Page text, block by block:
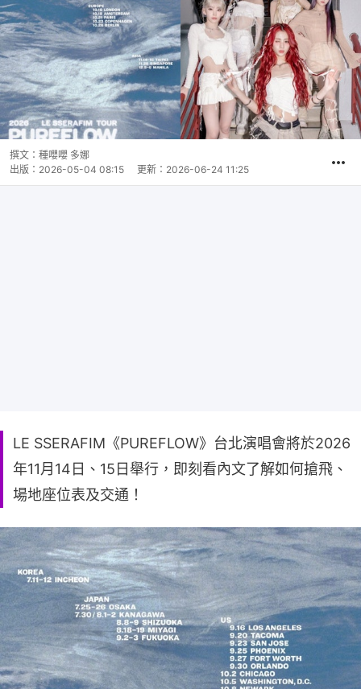
撰文： 種嚶嚶 多娜
出版： 2026-05-04 08:15 更新： 2026-06-24 11:25
LE SSERAFIM《PUREFLOW》台北演唱會將於2026
年11月14日、15日舉行，即刻看內文了解如何搶飛、
場地座位表及交通！